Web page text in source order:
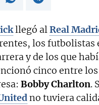
llegó alReal
los futbolistas
y de los que
cinco entre
Bobby Charlton.
no tuviera